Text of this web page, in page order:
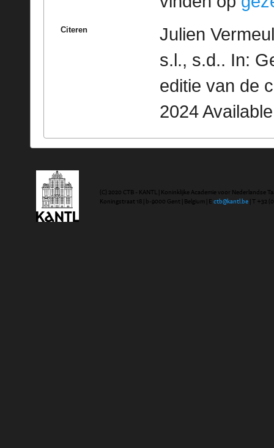
Citeren
Julien
s.l., s.d.. In:
editie van de
2024
(C) 2020 CTB - KANTL | Koninklijke Academie voor Nederlandse
Koningstraat 18 | b-9000 Gent | Belgium | E ctb@kantl.be | T +32